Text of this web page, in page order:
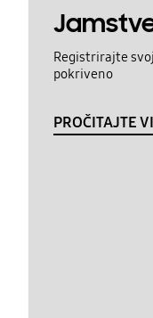
Registrirajte
pokriveno
PROČITAJTE